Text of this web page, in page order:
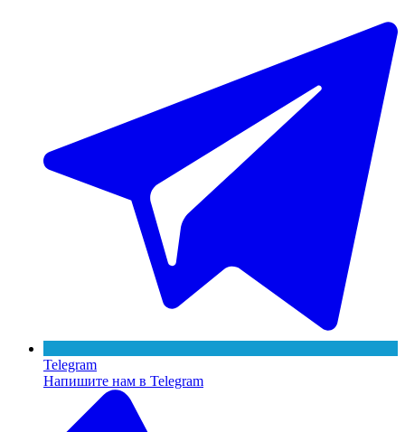
Telegram
Напишите нам в Telegram